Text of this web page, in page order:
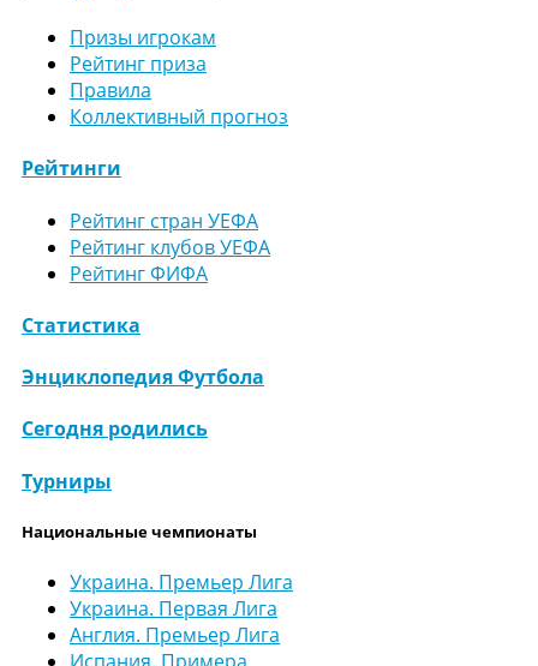
Призы игрокам
Рейтинг приза
Правила
Коллективный прогноз
Рейтинги
Рейтинг стран УЕФА
Рейтинг клубов УЕФА
Рейтинг ФИФА
Статистика
Энциклопедия Футбола
Сегодня родились
Турниры
Национальные чемпионаты
Украина. Премьер Лига
Украина. Первая Лига
Англия. Премьер Лига